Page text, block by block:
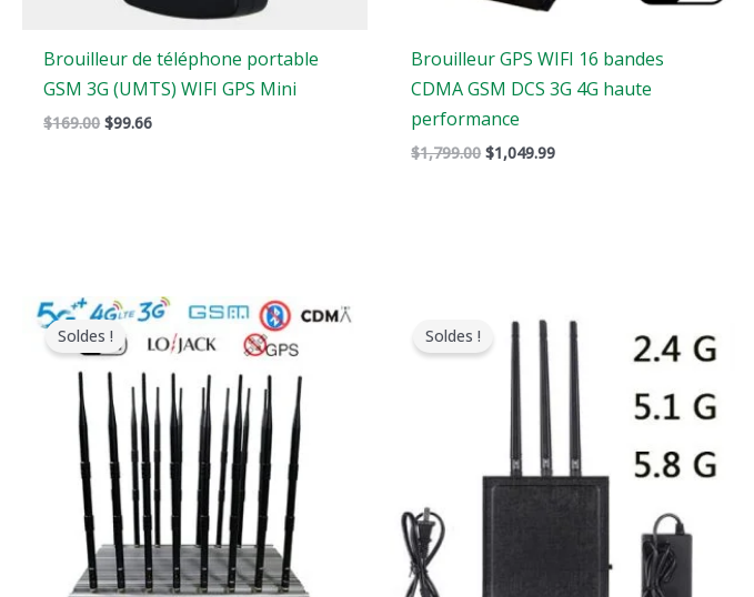
Brouilleur de téléphone portable
GSM 3G (UMTS) WIFI GPS Mini
$169.00 $99.66
Brouilleur GPS WIFI 16 bandes
CDMA GSM DCS 3G 4G haute
performance
$1,799.00 $1,049.99
Soldes !
Le
prix
original
$1,899.00.
Le
prix
actuel
$1,166.99.
Soldes !
prix
original
était
$1,479.00.
prix
actuel
est
$839.88.